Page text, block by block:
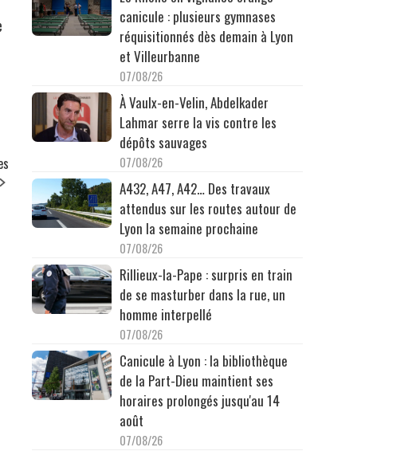
canicule : plusieurs gymnases
réquisitionnés dès demain à Lyon
et Villeurbanne
07/08/26
À Vaulx-en-Velin, Abdelkader
Lahmar serre la vis contre les
dépôts sauvages
07/08/26
A432, A47, A42… Des travaux
attendus sur les routes autour de
Lyon la semaine prochaine
07/08/26
Rillieux-la-Pape : surpris en train
de se masturber dans la rue, un
homme interpellé
07/08/26
Canicule à Lyon : la bibliothèque
de la Part-Dieu maintient ses
horaires prolongés jusqu'au 14
août
07/08/26